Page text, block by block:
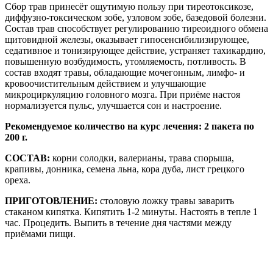
Сбор трав принесёт ощутимую пользу при тиреотоксикозе,
диффузно-токсическом зобе, узловом зобе, базедовой болезни.
Состав трав способствует регулированию тиреоидного обмена
щитовидной железы, оказывает гипосенсибилизирующее,
седативное и тонизирующее действие, устраняет тахикардию,
повышенную возбудимость, утомляемость, потливость. В
состав входят травы, обладающие мочегонным, лимфо- и
кровоочистительным действием и улучшающие
микроциркуляцию головного мозга. При приёме настоя
нормализуется пульс, улучшается сон и настроение.
Рекомендуемое количество на курс лечения: 2 пакета по
200 г.
СОСТАВ: корни солодки, валерианы, трава спорыша,
крапивы, донника, семена льна, кора дуба, лист грецкого
ореха.
ПРИГОТОВЛЕНИЕ: столовую ложку травы заварить
стаканом кипятка. Кипятить 1-2 минуты. Настоять в тепле 1
час. Процедить. Выпить в течение дня частями между
приёмами пищи.